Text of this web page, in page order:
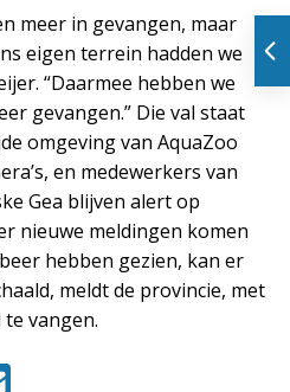
meer in gevangen, maar
eigen terrein hadden we
“Daarmee hebben we
gevangen.” Die val staat
omgeving van AquaZoo
en medewerkers van
Gea blijven alert op
nieuwe meldingen komen
hebben gezien, kan er
meldt de provincie, met
vangen.